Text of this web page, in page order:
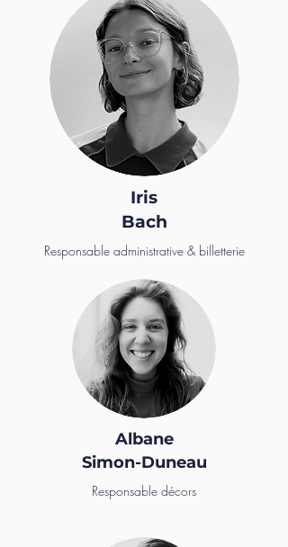
Iris
Bach
Responsable administrative & billetterie
Albane
Simon-Duneau
Responsable décors